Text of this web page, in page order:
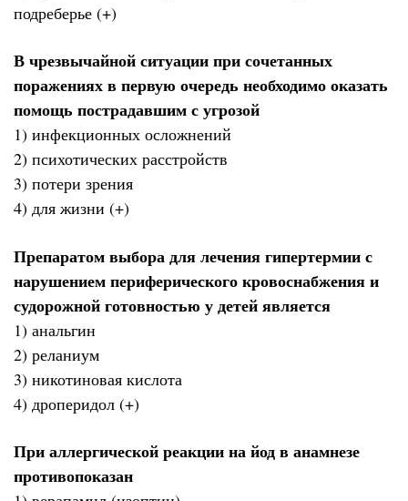
подреберье (+)
В чрезвычайной ситуации при сочетанных
поражениях в первую очередь необходимо оказать
помощь пострадавшим с угрозой
1) инфекционных осложнений
2) психотических расстройств
3) потери зрения
4) для жизни (+)
Препаратом выбора для лечения гипертермии с
нарушением периферического кровоснабжения и
судорожной готовностью у детей является
1) анальгин
2) реланиум
3) никотиновая кислота
4) дроперидол (+)
При аллергической реакции на йод в анамнезе
противопоказан